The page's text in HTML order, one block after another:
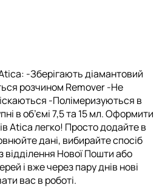
-Зберігають діамантовий
розчином Remover -Не
-Полімеризуються в
в об’ємі 7,5 та 15 мл. Оформити
Atica легко! Просто додайте в
дані, вибирайте спосіб
відділення Нової Пошти або
і вже через пару днів нові
вас в роботі.